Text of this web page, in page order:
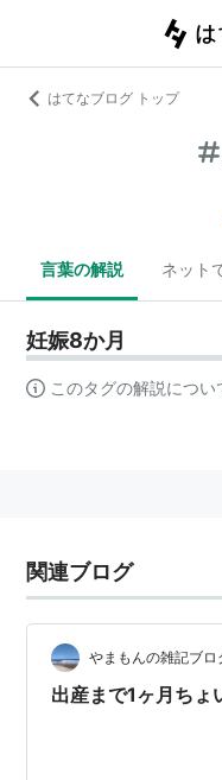
はてなブログ トップ
言葉の解説 ネット
妊娠8か月
このタグの解説につい
関連ブログ
やまもんの雑記ブロ
出産まで1ヶ月ちょ